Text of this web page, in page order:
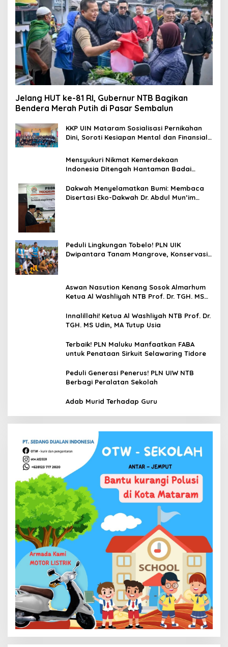
Jelang HUT ke-81 RI, Gubernur NTB Bagikan
Bendera Merah Putih di Pasar Sembalun
KKP UIN Mataram Sosialisasi Pernikahan
Dini, Soroti Kesiapan Mental dan Finansial
Mensyukuri Nikmat Kemerdekaan
Indonesia Ditengah Hantaman Badai
Dakwah Menyelamatkan Bumi: Membaca
Disertasi Eko-Dakwah Dr. Abdul Mun’im
Peduli Lingkungan Tobelo! PLN UIK
Dwipantara Tanam Mangrove, Konservasi
Aswan Nasution Kenang Sosok Almarhum
Ketua Al Washliyah NTB Prof. Dr. TGH. MS
Innalillahi! Ketua Al Washliyah NTB Prof. Dr.
TGH. MS Udin, MA Tutup Usia
Terbaik! PLN Maluku Manfaatkan FABA
untuk Penataan Sirkuit Selawaring Tidore
Peduli Generasi Penerus! PLN UIW NTB
Berbagi Peralatan Sekolah
Adab Murid Terhadap Guru